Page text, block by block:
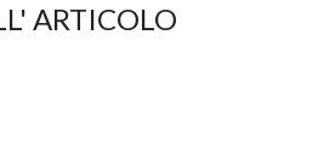
ARTICOLO